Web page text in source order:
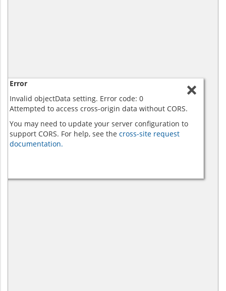
Error
Invalid objectData setting. Error code: 0
Attempted to access cross-origin data without CORS.
You may need to update your server configuration to
support CORS. For help, see the cross-site request
documentation.